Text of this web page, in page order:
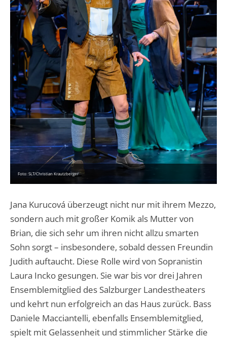
Foto: SLT/Christian Krautzberger
Jana Kurucová überzeugt nicht nur mit ihrem Mezzo,
sondern auch mit großer Komik als Mutter von
Brian, die sich sehr um ihren nicht allzu smarten
Sohn sorgt – insbesondere, sobald dessen Freundin
Judith auftaucht. Diese Rolle wird von Sopranistin
Laura Incko gesungen. Sie war bis vor drei Jahren
Ensemblemitglied des Salzburger Landestheaters
und kehrt nun erfolgreich an das Haus zurück. Bass
Daniele Macciantelli, ebenfalls Ensemblemitglied,
spielt mit Gelassenheit und stimmlicher Stärke die